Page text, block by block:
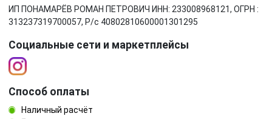
ИП ПОНАМАРЁВ РОМАН ПЕТРОВИЧ ИНН: 233008968121, ОГРН :
313237319700057, Р/c 40802810600001301295
Социальные сети и маркетплейсы
Способ оплаты
Наличный расчёт